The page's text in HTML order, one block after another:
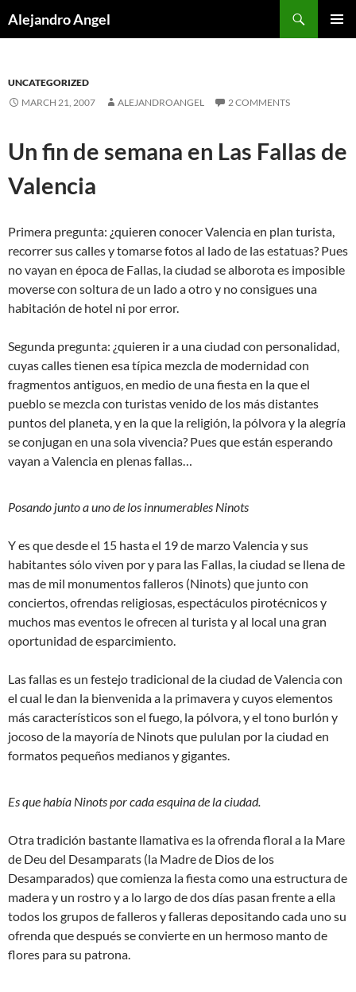
toAlejandro Angel
UNCATEGORIZED
MARCH 21, 2007
ALEJANDROANGEL 2 COMMENTS
Un fin de semana en Las Fallas de
Valencia
Primera pregunta: ¿quieren conocer Valencia en plan turista,
recorrer sus calles y tomarse fotos al lado de las estatuas? Pues
no vayan en época de Fallas, la ciudad se alborota es imposible
moverse con soltura de un lado a otro y no consigues una
habitación de hotel ni por error.
Segunda pregunta: ¿quieren ir a una ciudad con personalidad,
cuyas calles tienen esa típica mezcla de modernidad con
fragmentos antiguos, en medio de una fiesta en la que el
pueblo se mezcla con turistas venido de los másdistantes
puntos del planeta, y en la que la religión, la pólvora y la alegría
se conjugan en una sola vivencia? Pues que están esperando
vayan a Valencia en plenas fallas…
Posando junto a uno de los innumerables Ninots
Y es que desde el 15 hasta el 19 de marzo Valencia y sus
habitantes sólo viven por y para las Fallas, la ciudad se llena de
mas de mil monumentos falleros (Ninots) que junto con
conciertos, ofrendas religiosas, espectáculos pirotécnicos y
muchos mas eventos le ofrecen al turista y al local una gran
oportunidad de esparcimiento.
Las fallas es un festejo tradicional de la ciudad de Valenciacon
el cual le dan la bienvenida a la primavera y cuyos elementos
más característicos son el fuego, la pólvora, y el tono burlón y
jocoso de la mayoría de Ninots que pululan por la ciudad en
formatos pequeños medianos y gigantes.
Es que había Ninots por cada esquina de la ciudad.
Otra tradición bastante llamativa es la ofrenda floral a la Mare
de Deu del Desamparats (la Madre de Dios de los
Desamparados) que comienza la fiesta como una estructura de
madera y un rostro y a lo largo dedos días pasan frente a ella
todos los grupos de falleros y falleras depositando cada uno su
ofrenda que después se convierte en un hermoso manto de
flores para su patrona.